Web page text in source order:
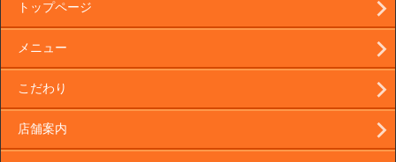
トップページ
メニュー
こだわり
店舗案内